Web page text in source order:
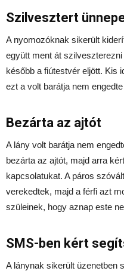
Szilvesztert
A nyomozóknak sikerült
együtt ment át
később a fiútestvér eljött. Kis
ezt a volt barátja nem
Bezárta az ajtót
A lány volt barátja nem
bezárta az ajtót, majd arra
kapcsolatukat. A páros
verekedtek, majd a férfi azt
szüleinek, hogy aznap este
SMS-ben kért
A lánynak sikerült üzenetben